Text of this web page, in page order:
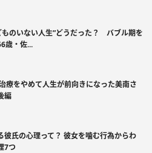
ものいない人生”どうだった？ バブル期を
歳・佐...
療をやめて人生が前向きになった美南さ
編
彼氏の心理って？ 彼女を噛む行為からわ
7つ